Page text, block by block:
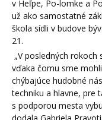
v Heľpe, Po-lomke a
už ako samostatné
škola sídli v budove
21.
„V posledných
vďaka čomu sme
chýbajúce hudobné
techniku a hlavne, pre
s podporou mesta